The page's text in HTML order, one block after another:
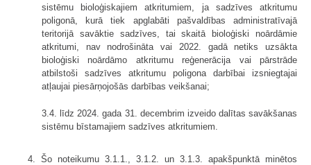
sistēmu bioloģiskajiem atkritumiem, ja sadzīves atkritumu
poligonā, kurā tiek apglabāti pašvaldības administratīvajā
teritorijā savāktie sadzīves, tai skaitā bioloģiski noārdāmie
atkritumi, nav nodrošināta vai 2022. gadā netiks uzsākta
bioloģiski noārdāmo atkritumu reģenerācija vai pārstrāde
atbilstoši sadzīves atkritumu poligona darbībai izsniegtajai
atļaujai piesārņojošās darbības veikšanai;
3.4. līdz 2024. gada 31. decembrim izveido dalītas savākšanas
sistēmu bīstamajiem sadzīves atkritumiem.
4. Šo noteikumu 3.1.1., 3.1.2. un 3.1.3. apakšpunktā minētos